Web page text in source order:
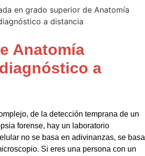
Anatomía
a
de la detección temprana de un
forense, hay un laboratorio
no se basa en adivinanzas, se basa
Si eres una persona con un